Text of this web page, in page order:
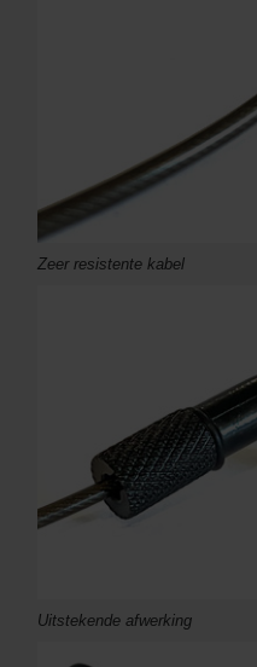
Zeer resistente kabel
Uitstekende afwerking